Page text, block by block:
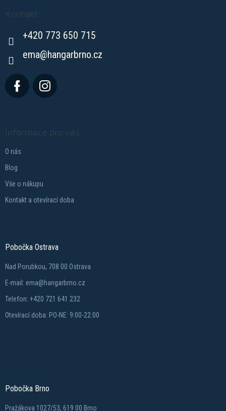
Kontakt
+420 773 650 715
ema@hangarbrno.cz
Informace pro vás
O nás
Blog
Vše o nákupu
Kontakt a otevírací doba
Pobočka Ostrava
Nad Porubkou, 708 00 Ostrava
E-mail: ema@hangarbrno.cz
Telefon: +420 721 641 232
Otevírací doba: PO-NE: 9:00-22:00
Pobočka Brno
Pražákova 1027/53, 619 00 Brno